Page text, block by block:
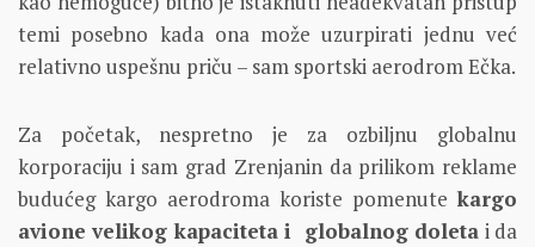
temi posebno kada ona može uzurpirati jednu već
relativno uspešnu priču – sam sportski aerodrom Ečka.
Za početak, nespretno je za ozbiljnu globalnu
korporaciju i sam grad Zrenjanin da prilikom reklame
budućeg kargo aerodroma koriste pomenute kargo
avione velikog kapaciteta i globalnog doleta i da